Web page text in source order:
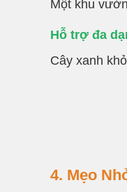
Một khu
Hỗ trợ đa
Cây xanh
4. Mẹo